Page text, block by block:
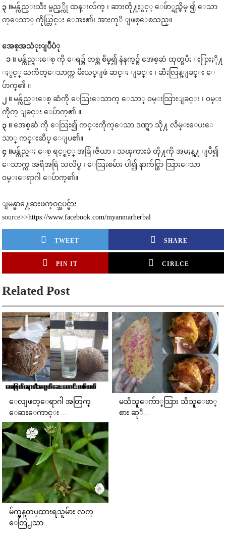
၃ ။မန္က်ည္းသီး မွည့္ကို ထန္းလ်က္ ၊ ဆားတို႔ႏွင့္ ေဖ်ာ္ရည္စိမ္ ၍ ေသာ
က္ေသာ္ ကိုယ္တြင္း ေအး၏၊ အားကုိ ျဖစ္ေစသည္။
အေစ့အသံုးျပဳပံု
၁ ။ မန္က်ည္းေစ့ ကို ေရ၌ တစ္ည စိမ္၍ နံနက္၌ အေစ့ဆံ ထုတ္ၿပီး ႏြားႏို႔
ႏွင့္ ႀကိတ္ေသာက္က မီးယပ္ျဖဴ ဆင္း ျခင္း ၊ ဆီးလြန္ျခင္း ေ
ပ်ာက္၏ ။
၂ ။ မန္က်ည္းေစ့ ဆံကို ေသြးေသာက္ ေသာ္ ၀မ္းသြားျခင္း ၊ ၀မ္း
ကိုက္ ျခင္း ေပ်ာက္၏ ။
၃ ။အေစ့ဆံ ကို ေသြး၍ ကင္းကိုက္ေသာ ဒဏ္ရာ သို႔ လိမ္းေပးေ
သာ္ ကင္းဆိပ္ ေျပ၏။
၄ ။မန္က်ည္း ေစ့ ရင့္ရင့္ အခြံ ၊ဇီယာ ၊ သၾကားခဲ တို႔ကို အမႈန္႔ ျပဳ၍
ေသာက္က အရိအရြဲ သလိပ္စ ၊ ေသြးစမ်ား ပါ၍ နာက်င္စြာ သြားေသာ
၀မ္းေရာဂါ ေပ်ာက္၏။
ျမန္မာ႔ေဆးဖက္ဝင္အပင္မ်ား
source>>https://www.facebook.com/myanmarherbal
TWEET SHARE
PIN IT CIRLCE
Related Post
​ေလျဖတ္​​ေရာဂါ အတြက္​ ​
ေဆး​ေကာင္​း ...
မသိသူ​​ေက်ာ္​သြား သိသူ​ေဖာ္​
စား ဆုိ...
မ်က္မွန္​တပ္​ထားရသူမ်ား လက္​​
ေတြ႕သာ...